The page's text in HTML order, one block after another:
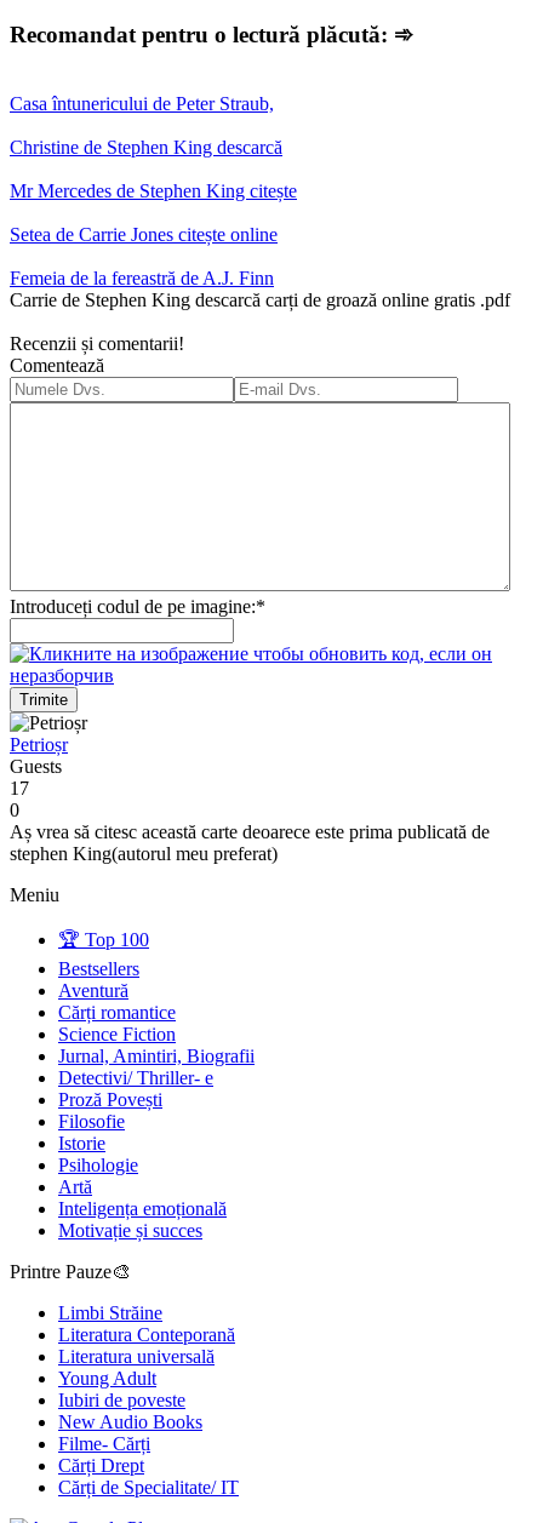
Recomandat pentru o lectură plăcută: ➾
Casa întunericului de Peter Straub,
Christine de Stephen King descarcă
Mr Mercedes de Stephen King citește
Setea de Carrie Jones citește online
Femeia de la fereastră de A.J. Finn
Carrie de Stephen King descarcă carți de groază online gratis .pdf
Recenzii și comentarii!
Comentează
Introduceți codul de pe imagine:*
Trimite
Petrioșr
Guests
17
0
Aș vrea să citesc această carte deoarece este prima publicată de
stephen King(autorul meu preferat)
Meniu
🏆 Top 100
Bestsellers
Aventură
Cărți romantice
Science Fiction
Jurnal, Amintiri, Biografii
Detectivi/ Thriller- e
Proză Povești
Filosofie
Istorie
Psihologie
Artă
Inteligența emoțională
Motivație și succes
Printre Pauze🎨
Limbi Străine
Literatura Conteporană
Literatura universală
Young Adult
Iubiri de poveste
New Audio Books
Filme- Cărți
Cărți Drept
Cărți de Specialitate/ IT